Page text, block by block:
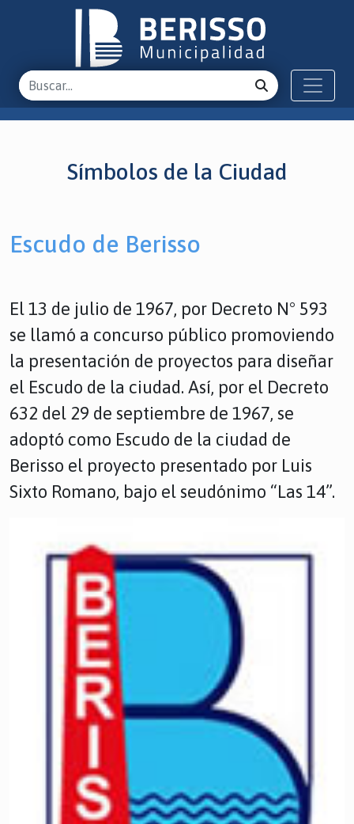
Símbolos de la Ciudad
Escudo de Berisso
El 13 de julio de 1967, por Decreto N° 593
se llamó a concurso público promoviendo
la presentación de proyectos para diseñar
el Escudo de la ciudad. Así, por el Decreto
632 del 29 de septiembre de 1967, se
adoptó como Escudo de la ciudad de
Berisso el proyecto presentado por Luis
Sixto Romano, bajo el seudónimo “Las 14”.